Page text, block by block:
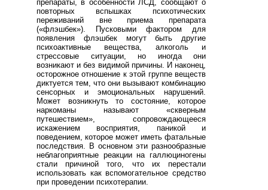
препараты, в особенности ЛСД, сообщают о
повторных вспышках психотических
переживаний вне приема препарата
(«флэшбек»). Пусковыми фактором для
появления флэшбек могут быть другие
психоактивные вещества, алкоголь и
стрессовые ситуации, но иногда они
возникают и без видимой причины. И наконец,
осторожное отношение к этой группе веществ
диктуется тем, что они вызывают комбинацию
сенсорных и эмоциональных нарушений.
Может возникнуть то состояние, которое
наркоманы называют «скверным
путешествием», сопровождающееся
искажением восприятия, паникой и
поведением, которое может иметь фатальные
последствия. В основном эти разнообразные
неблагоприятные реакции на галлюциногены
стали причиной того, что их перестали
использовать как вспомогательное средство
при проведении психотерапии.